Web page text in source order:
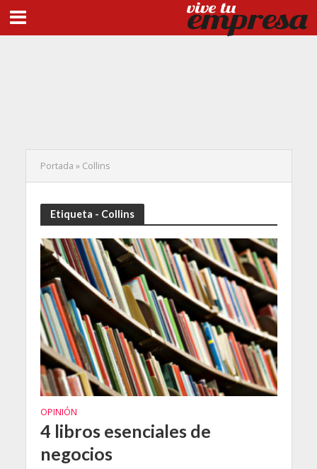
Portada » Collins
Etiqueta - Collins
OPINIÓN
4 libros esenciales de
negocios